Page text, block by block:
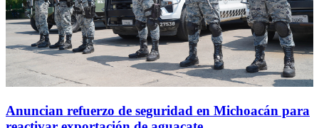
Anuncian refuerzo de seguridad en Michoacán para